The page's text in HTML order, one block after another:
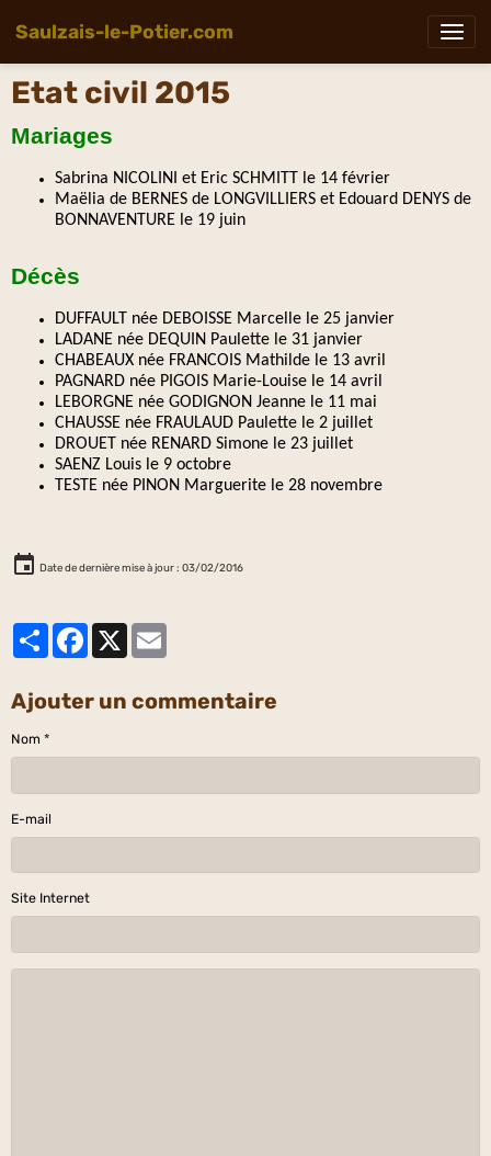
Saulzais-le-Potier.com
Etat civil 2015
Mariages
Sabrina NICOLINI et Eric SCHMITT le 14 février
Maëlia de BERNES de LONGVILLIERS et Edouard DENYS de
BONNAVENTURE le 19 juin
Décès
DUFFAULT née DEBOISSE Marcelle le 25 janvier
LADANE née DEQUIN Paulette le 31 janvier
CHABEAUX née FRANCOIS Mathilde le 13 avril
PAGNARD née PIGOIS Marie-Louise le 14 avril
LEBORGNE née GODIGNON Jeanne le 11 mai
CHAUSSE née FRAULAUD Paulette le 2 juillet
DROUET née RENARD Simone le 23 juillet
SAENZ Louis le 9 octobre
TESTE née PINON Marguerite le 28 novembre
Date de dernière mise à jour : 03/02/2016
PartagerFacebook
Ajouter un commentaire
Nom
E-mail
Site Internet